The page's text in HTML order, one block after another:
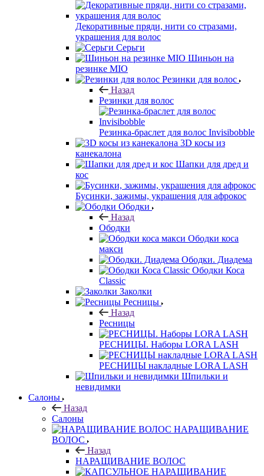
Декоративные пряди, нити со стразами,
украшения для волос
Серьги
Шиньон на
резинке MIO
Резинки для волос
Назад
Резинки для волос
Резинка-браслет для волос Invisibobble
3D косы из
канекалона
Шапки для дред и
кос
Бусинки, зажимы, украшения для афрокос
Ободки
Назад
Ободки
Ободки коса
макси
Ободки. Диадема
Ободки Коса
Classic
Заколки
Ресницы
Назад
Ресницы
РЕСНИЦЫ. Наборы LORA LASH
РЕСНИЦЫ накладные LORA LASH
Шпильки и
невидимки
Салоны
Назад
Салоны
НАРАЩИВАНИЕ
ВОЛОС
Назад
НАРАЩИВАНИЕ ВОЛОС